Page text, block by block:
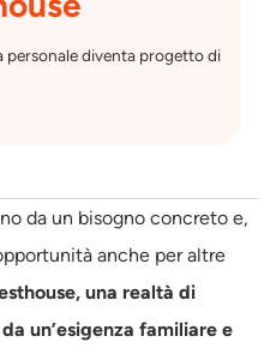
personale diventa progetto di
da un bisogno concreto e,
anche per altre
una realtà di
un’esigenza familiare e